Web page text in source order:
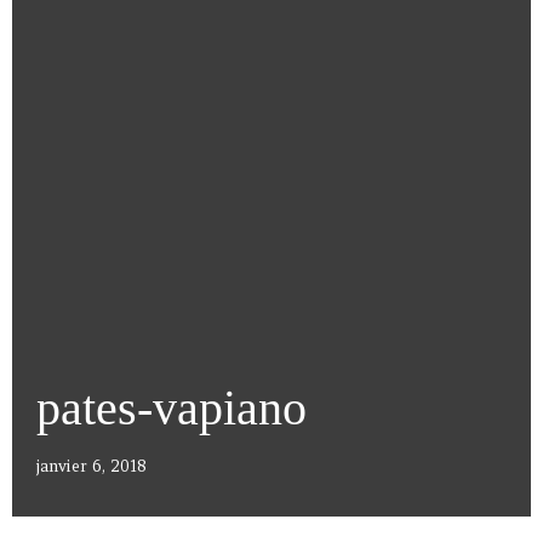
pates-vapiano
janvier 6, 2018